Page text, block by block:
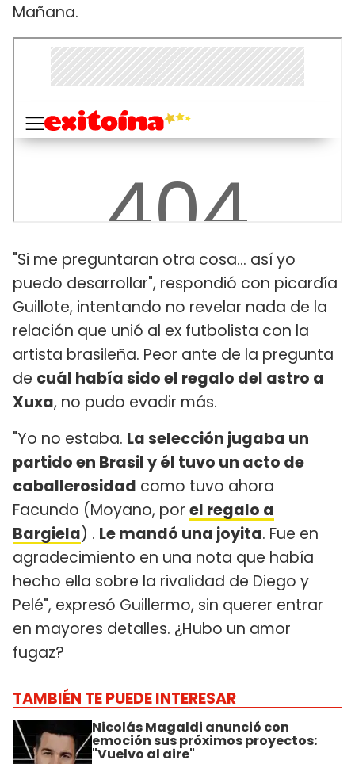
Mañana.
"Si me preguntaran otra cosa... así yo
puedo desarrollar", respondió con picardía
Guillote, intentando no revelar nada de la
relación que unió al ex futbolista con la
artista brasileña. Peor ante de la pregunta
de cuál había sido el regalo del astro a
Xuxa, no pudo evadir más.
"Yo no estaba. La selección jugaba un
partido en Brasil y él tuvo un acto de
caballerosidad como tuvo ahora
Facundo (Moyano, por el regalo a
Bargiela) . Le mandó una joyita. Fue en
agradecimiento en una nota que había
hecho ella sobre la rivalidad de Diego y
Pelé", expresó Guillermo, sin querer entrar
en mayores detalles. ¿Hubo un amor
fugaz?
TAMBIÉN TE PUEDE INTERESAR
Nicolás Magaldi anunció con
emoción sus próximos proyectos:
"Vuelvo al aire"